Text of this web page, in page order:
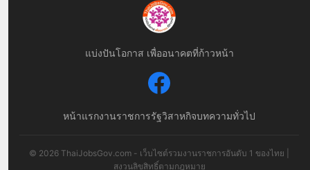
แบ่งปันโอกาส เพื่ออนาคตที่ก้าวหน้า
หน้าแรกงานราชการรัฐวิสาหกิจบทความทั่วไป
© 2026 ThaiJobsGov.com - เว็บไซต์รวมงานราชการอันดับ 1 ของไทย |
สงวนลิขสิทธิ์ตามกฎหมาย